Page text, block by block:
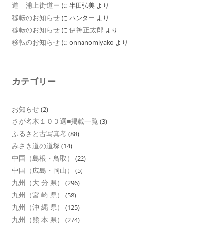
道 浦上街道ー に 半田弘美 より
移転のお知らせ に ハンター より
移転のお知らせ に 伊神正太郎 より
移転のお知らせ に onnanomiyako より
カテゴリー
お知らせ(2)
さが名木１００選■掲載一覧 (3)
ふるさと古写真考(88)
みさき道の道塚 (14)
中国（島根・鳥取） (22)
中国（広島・岡山） (5)
九州（大 分 県） (296)
九州（宮 崎 県） (58)
九州（沖 縄 県） (125)
九州（熊 本 県） (274)